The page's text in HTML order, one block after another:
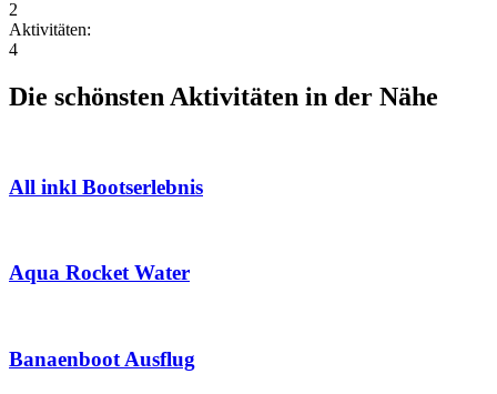
2
Aktivitäten:
4
Die schönsten Aktivitäten in der Nähe
All inkl Bootserlebnis
Aqua Rocket Water
Banaenboot Ausflug